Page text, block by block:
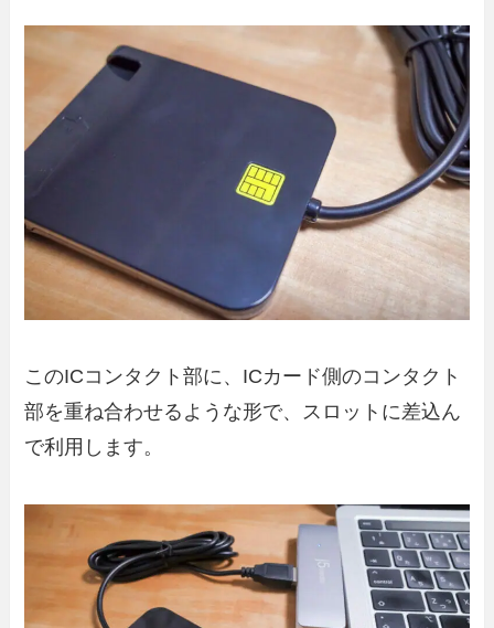
このICコンタクト部に、ICカード側のコンタクト
部を重ね合わせるような形で、スロットに差込ん
で利用します。